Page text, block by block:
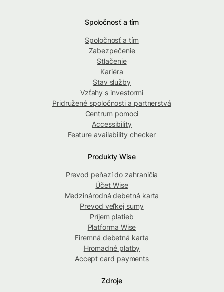
Spoločnosť a tím
Spoločnosť a tím
Zabezpečenie
Stlačenie
Kariéra
Stav služby
Vzťahy s investormi
Pridružené spoločnosti a partnerstvá
Centrum pomoci
Accessibility
Feature availability checker
Produkty Wise
Prevod peňazí do zahraničia
Účet Wise
Medzinárodná debetná karta
Prevod veľkej sumy
Príjem platieb
Platforma Wise
Firemná debetná karta
Hromadné platby
Accept card payments
Zdroje